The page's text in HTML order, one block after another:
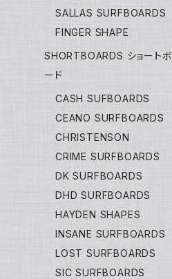
SALLAS SURFBOARDS
FINGER SHAPE
SHORTBOARDS ショートボ
ード
CASH SUFBOARDS
CEANO SURFBOARDS
CHRISTENSON
CRIME SURFBOARDS
DK SURFBOARDS
DHD SURFBOARDS
HAYDEN SHAPES
INSANE SURFBOARDS
LOST SURFBOARDS
SIC SURFBOARDS